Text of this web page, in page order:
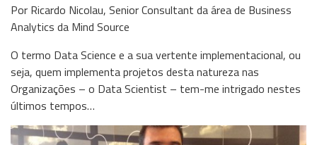
Por Ricardo Nicolau, Senior Consultant da área de Business
Analytics da Mind Source
O termo Data Science e a sua vertente implementacional, ou
seja, quem implementa projetos desta natureza nas
Organizações – o Data Scientist – tem-me intrigado nestes
últimos tempos…